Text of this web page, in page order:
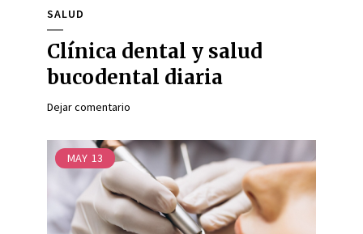
SALUD
Clínica dental y salud
bucodental diaria
Dejar comentario
MAY 13